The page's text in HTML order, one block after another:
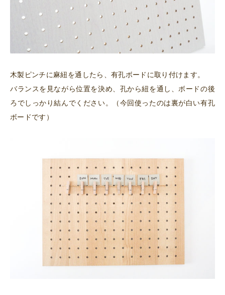
木製ピンチに麻紐を通したら、有孔ボードに取り付けます。
バランスを見ながら位置を決め、孔から紐を通し、ボードの後
ろでしっかり結んでください。（今回使ったのは裏が白い有孔
ボードです）